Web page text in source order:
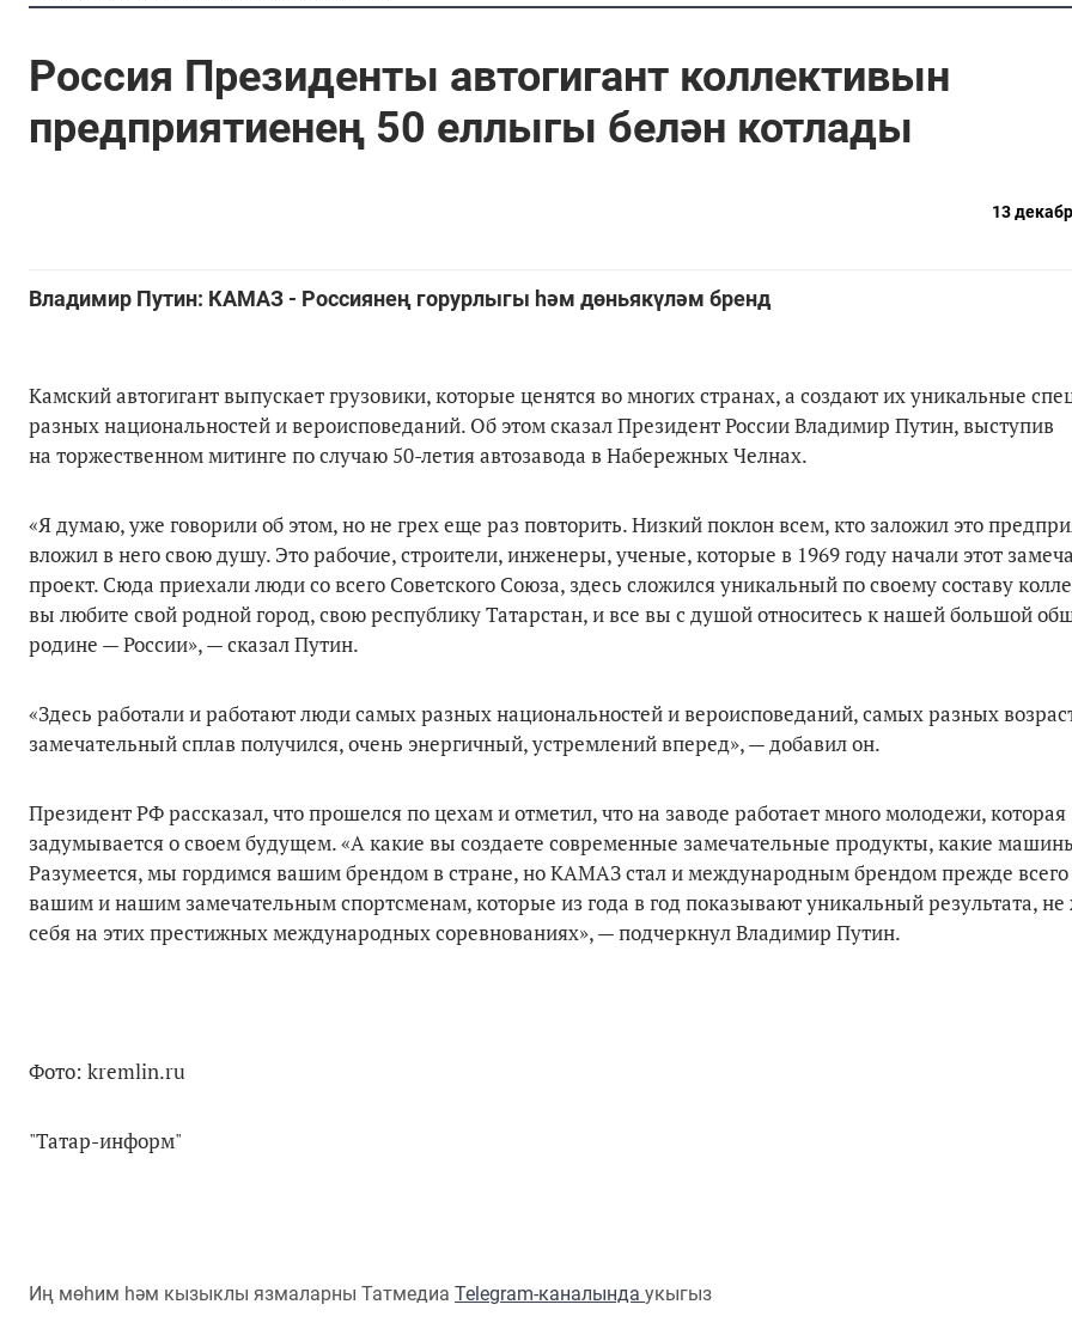
Россия Президенты автогигант коллективын
предприятиенең 50 еллыгы белән котлады
13
Владимир Путин: КАМАЗ - Россиянең горурлыгы һәм дөньякүләм бренд
Камский автогигант выпускает грузовики, которые ценятся во многих странах, а создают их уникальные
разных национальностей и вероисповеданий. Об этом сказал Президент России Владимир Путин, выступив
на торжественном митинге по случаю 50-летия автозавода в Набережных Челнах.
«Я думаю, уже говорили об этом, но не грех еще раз повторить. Низкий поклон всем, кто заложил это
вложил в него свою душу. Это рабочие, строители, инженеры, ученые, которые в 1969 году начали этот
проект. Сюда приехали люди со всего Советского Союза, здесь сложился уникальный по своему составу
вы любите свой родной город, свою республику Татарстан, и все вы с душой относитесь к нашей большой
родине — России», — сказал Путин.
«Здесь работали и работают люди самых разных национальностей и вероисповеданий, самых разных
замечательный сплав получился, очень энергичный, устремлений вперед», — добавил он.
Президент РФ рассказал, что прошелся по цехам и отметил, что на заводе работает много молодежи, которая
задумывается о своем будущем. «А какие вы создаете современные замечательные продукты, какие
Разумеется, мы гордимся вашим брендом в стране, но КАМАЗ стал и международным брендом прежде всего
вашим и нашим замечательным спортсменам, которые из года в год показывают уникальный результата,
себя на этих престижных международных соревнованиях», — подчеркнул Владимир Путин.
Фото: kremlin.ru
"Татар-информ"
Иң мөһим һәм кызыклы язмаларны Татмедиа Telegram-каналында укыгыз